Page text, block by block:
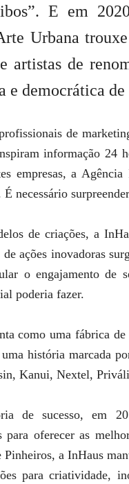
E em
Urbana
artistas de
e democrática de
de
informação 24
empresas, a
necessário
de criações, a
ações inovadoras
o engajamento de
poderia fazer.
como uma fábrica
história marcada
Kanui, Nextel,
de sucesso, em
oferecer as
a InHaus
para criatividade,